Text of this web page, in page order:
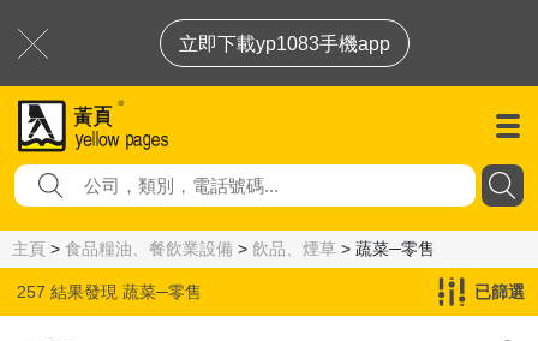
立即下載yp1083手機app
主頁 > 食品糧油、餐飲業設備 > 飲品、煙草 > 蔬菜─零售
257 結果發現 蔬菜─零售 已篩選